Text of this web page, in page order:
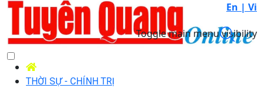
En | Vi
Toggle main menu visibility
THỜI SỰ - CHÍNH TRỊ